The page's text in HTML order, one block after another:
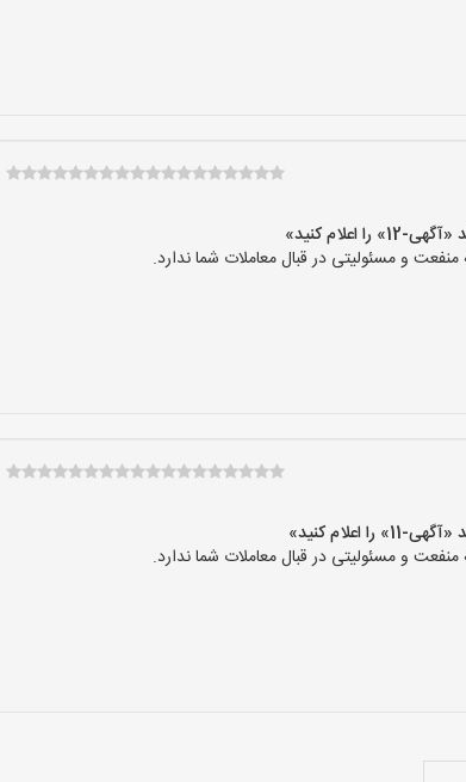
کنید»
و مسئولیتی در قبال معاملات شما ندارد.
کنید»
و مسئولیتی در قبال معاملات شما ندارد.